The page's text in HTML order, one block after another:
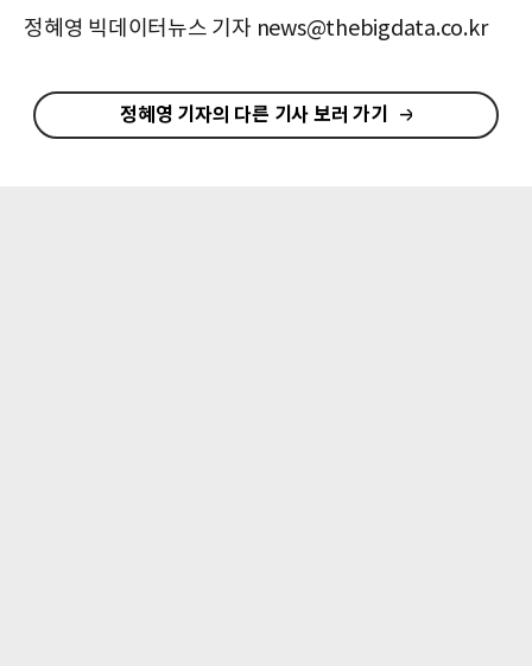
정혜영 빅데이터뉴스 기자 news@thebigdata.co.kr
정혜영 기자의 다른 기사 보러 가기